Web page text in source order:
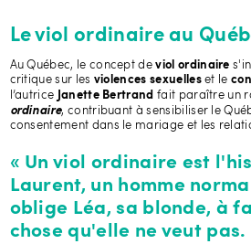
Le viol ordinaire au
Au Québec, le concept deviol ordinaire
critique sur les violences sexuelleset le
l’autrice
Janette Bertrand fait paraître un
ordinaire, contribuant à sensibiliser le
consentement dans le mariage et les
« Un viol ordinaire est
Laurent, un homme
oblige Léa, sa blonde, à
chose qu'elle ne veut pas.